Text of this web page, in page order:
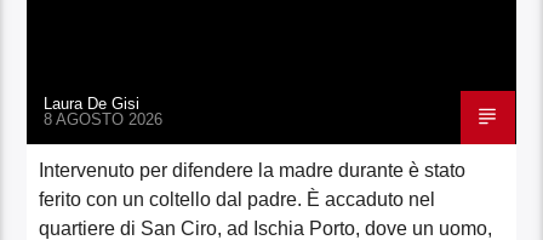
Laura De Gisi
8 AGOSTO 2026
Intervenuto per difendere la madre durante è stato
ferito con un coltello dal padre. È accaduto nel
quartiere di San Ciro, ad Ischia Porto, dove un uomo,